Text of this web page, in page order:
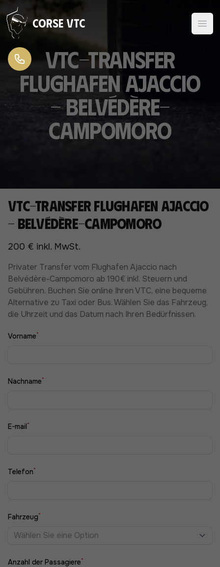
Zum Inhalt springen
Corse VTC
VTC-Transfer
Flughafen Ajaccio
- Belvédère-
Campomoro
VTC-Transfer Flughafen Ajaccio
- Belvédère-Campomoro
200 € inkl. MwSt.
Privater Transfer vom Flughafen Ajaccio nach
Belvédère-Campomoro ab 190€ inkl. Steuern und
Gebühren. Buchen Sie online Ihren VTC, eine bequeme
Alternative zu Taxi oder Bus. Wählen Sie das Fahrzeug,
die Uhrzeit und das Datum nach Ihren Bedürfnissen.
Vorname*
Nachname*
E-mail*
Telefon*
Fahrzeug*
Wählen Sie eine Option
Anzahl der Passagiere*